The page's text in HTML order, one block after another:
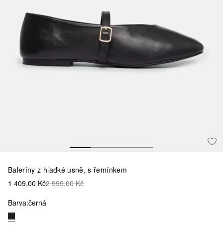
Baleríny z hladké usně, s řemínkem
1 409,00 Kč2 999,00 Kč
Barva:černá